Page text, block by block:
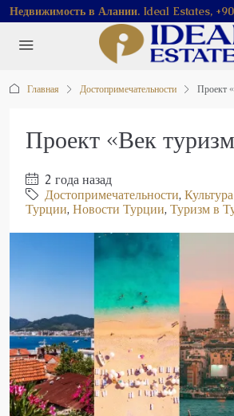
Недвижимость в Алании. Ideal Estates,
Главная Достопримечательности Проект
Проект «Век
2 года назад
Достопримечательности,
Турции, Новости Турции, Туризм в